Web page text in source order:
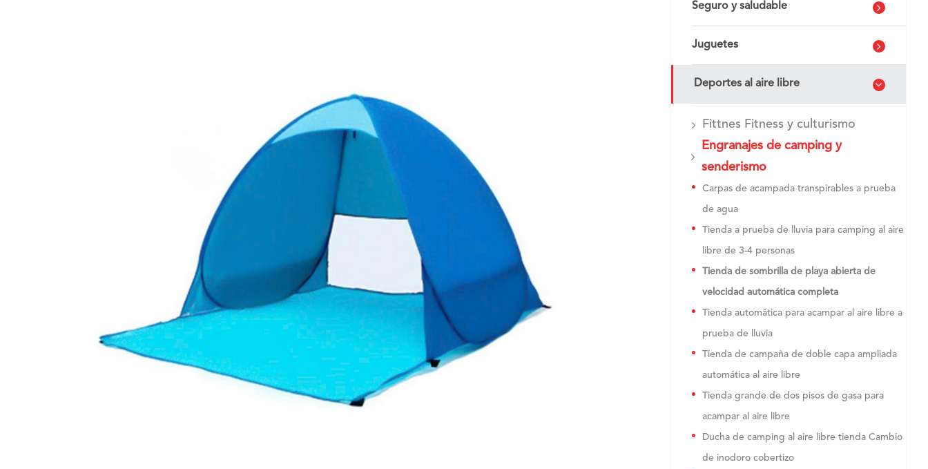
Seguro y saludable
Juguetes
Deportes al aire libre
Fittnes Fitness y culturismo
Engranajes de camping y
senderismo
Carpas de acampada transpirables a prueba
de agua
Tienda a prueba de lluvia para camping al aire
libre de 3-4 personas
Tienda de sombrilla de playa abierta de
velocidad automática completa
Tienda automática para acampar al aire libre a
prueba de lluvia
Tienda de campaña de doble capa ampliada
automática al aire libre
Tienda grande de dos pisos de gasa para
acampar al aire libre
Ducha de camping al aire libre tienda Cambio
de inodoro cobertizo